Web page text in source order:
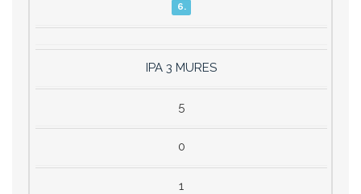
6.
IPA 3 MURES
5
0
1